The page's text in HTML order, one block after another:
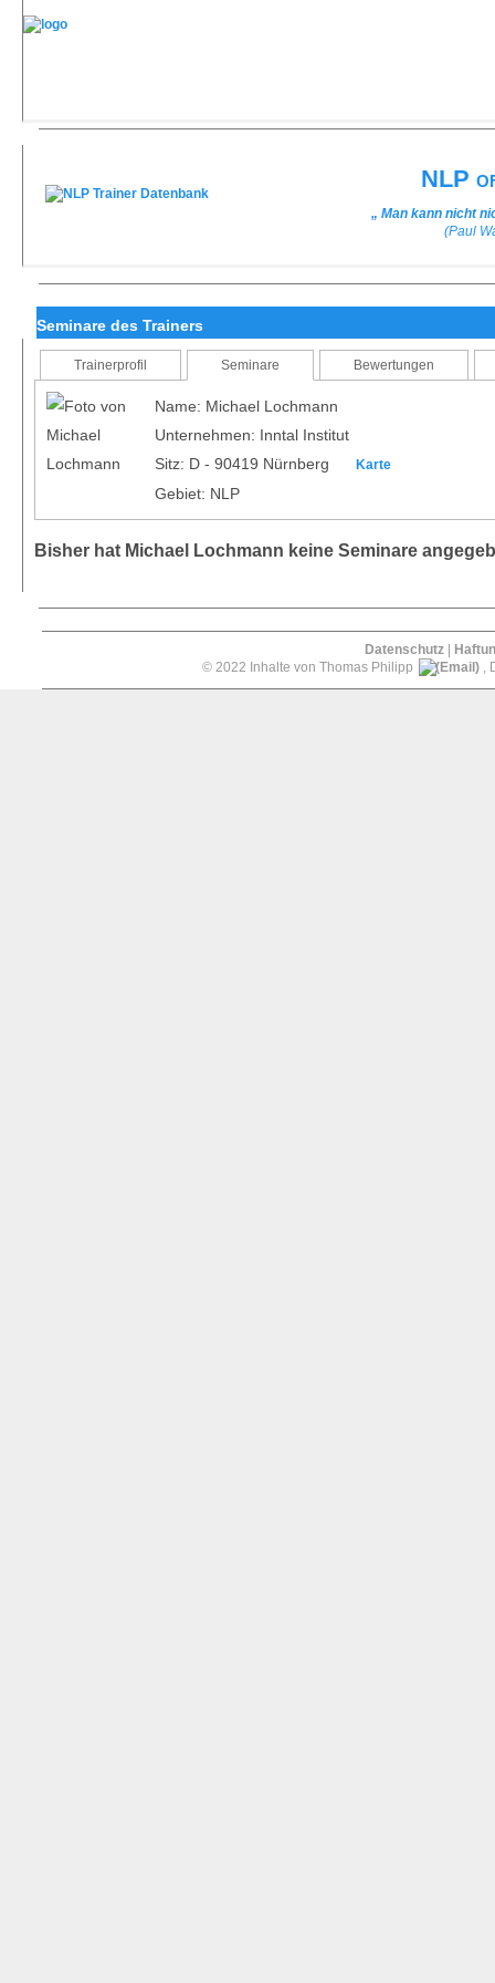
NLP
„ Man kann nicht
(Paul
Seminare des Trainers
Trainerprofil Seminare Bewertungen
Name: Michael Lochmann
Unternehmen: Inntal Institut
Sitz: D - 90419 Nürnberg
Karte
Gebiet: NLP
Bisher hat Michael Lochmann keine Seminare
Datenschutz |
© 2022 Inhalte von Thomas Philipp
,